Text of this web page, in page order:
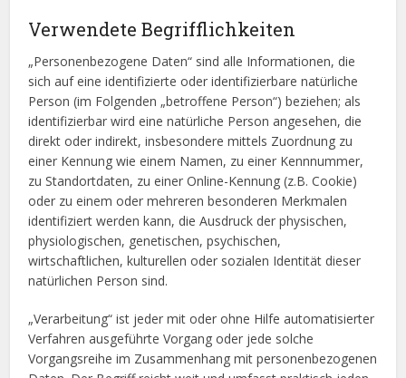
Verwendete Begrifflichkeiten
„Personenbezogene Daten“ sind alle Informationen, die
sich auf eine identifizierte oder identifizierbare natürliche
Person (im Folgenden „betroffene Person“) beziehen; als
identifizierbar wird eine natürliche Person angesehen, die
direkt oder indirekt, insbesondere mittels Zuordnung zu
einer Kennung wie einem Namen, zu einer Kennnummer,
zu Standortdaten, zu einer Online-Kennung (z.B. Cookie)
oder zu einem oder mehreren besonderen Merkmalen
identifiziert werden kann, die Ausdruck der physischen,
physiologischen, genetischen, psychischen,
wirtschaftlichen, kulturellen oder sozialen Identität dieser
natürlichen Person sind.
„Verarbeitung“ ist jeder mit oder ohne Hilfe automatisierter
Verfahren ausgeführte Vorgang oder jede solche
Vorgangsreihe im Zusammenhang mit personenbezogenen